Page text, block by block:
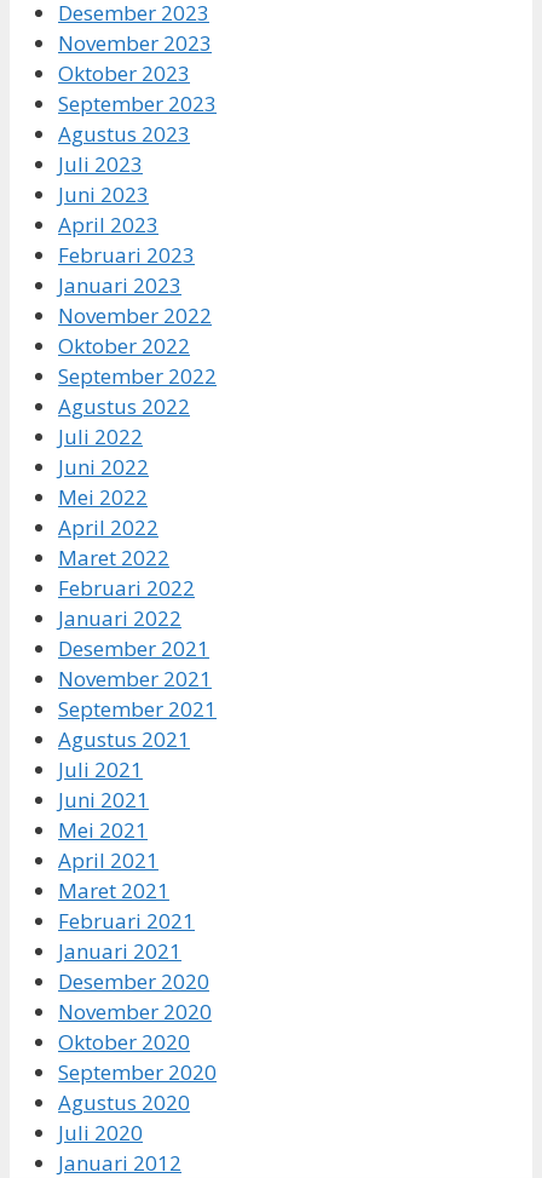
Desember 2023
November 2023
Oktober 2023
September 2023
Agustus 2023
Juli 2023
Juni 2023
April 2023
Februari 2023
Januari 2023
November 2022
Oktober 2022
September 2022
Agustus 2022
Juli 2022
Juni 2022
Mei 2022
April 2022
Maret 2022
Februari 2022
Januari 2022
Desember 2021
November 2021
September 2021
Agustus 2021
Juli 2021
Juni 2021
Mei 2021
April 2021
Maret 2021
Februari 2021
Januari 2021
Desember 2020
November 2020
Oktober 2020
September 2020
Agustus 2020
Juli 2020
Januari 2012